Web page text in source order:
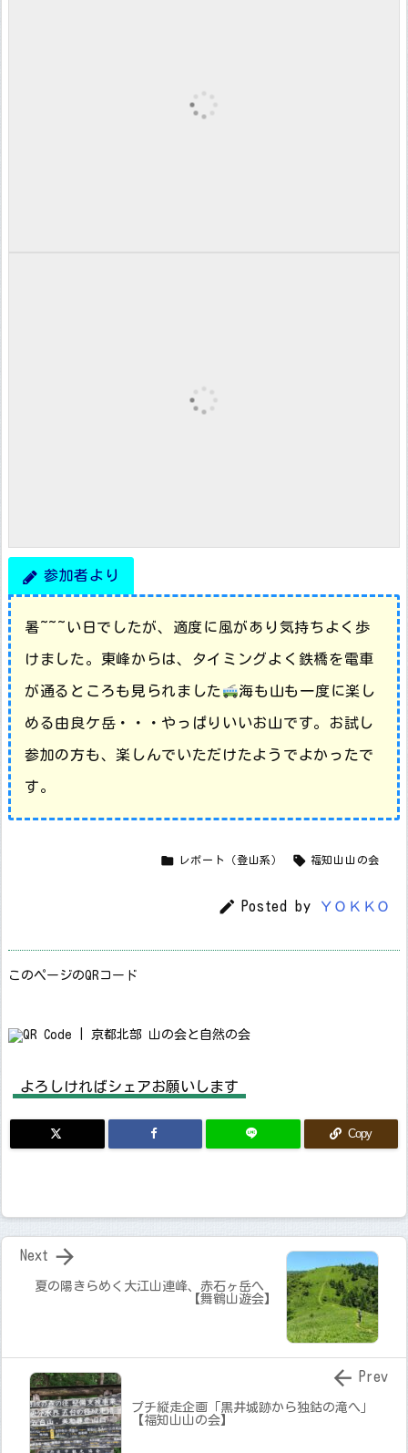
参加者より
暑~~~い日でしたが、適度に風があり気持ちよく歩
けました。東峰からは、タイミングよく鉄橋を電車
が通るところも見られました 海も山も一度に楽し
める由良ケ岳・・・やっぱりいいお山です。お試し
参加の方も、楽しんでいただけたようでよかったで
す。
 レポート（登山系）  福知山山の会
 Posted by ＹＯＫＫＯ
このページのQRコード
よろしければシェアお願いします
Copy
夏の陽きらめく大江山連峰、赤石ヶ岳へ
【舞鶴山遊会】

Next
プチ縦走企画「黒井城跡から独鈷の滝へ」
【福知山山の会】
 Prev